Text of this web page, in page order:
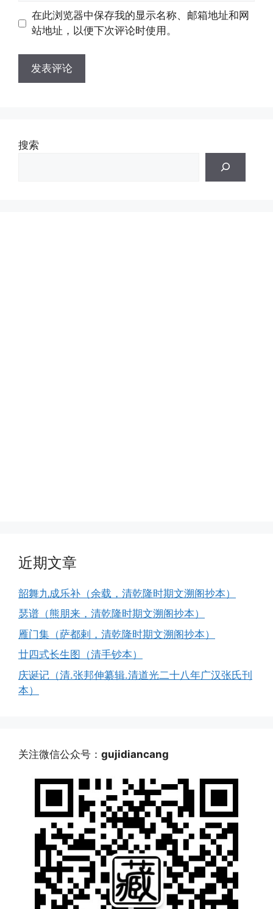
址
址
在此浏览器中保存我的显示名称、邮箱地址和网
站地址，以便下次评论时使用。
搜索
近期文章
韶舞九成乐补（余载，清乾隆时期文溯阁抄本）
瑟谱（熊朋来，清乾隆时期文溯阁抄本）
雁门集（萨都剌，清乾隆时期文溯阁抄本）
廿四式长生图（清手钞本）
庆诞记（清.张邦伸纂辑.清道光二十八年广汉张氏刊
本）
关注微信公众号： gujidiancang